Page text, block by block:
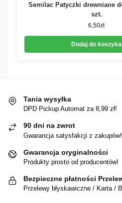
Semilac Patyczki drewniane
szt.
6,50zł
Dodaj do koszyka
Tania wysyłka
DPD Pickup Automat za 8,99 zł!
90 dni na zwrot
Gwarancja satysfakcji z zakupów!
Gwarancja oryginalności
Produkty prosto od producentów!
Bezpieczne płatności
Przelewy błyskawiczne / Karta /